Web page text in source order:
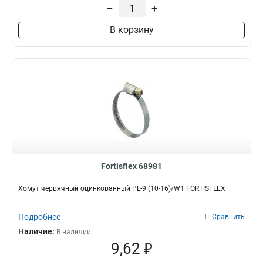
– +
В корзину
Fortisflex 68981
Хомут червячный оцинкованный PL-9 (10-16)/W1 FORTISFLEX
Подробнее Сравнить
Наличие: В наличии
9,62 ₽